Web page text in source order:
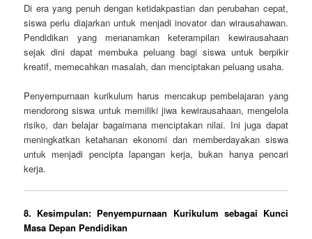
Di era yang penuh dengan ketidakpastian dan perubahan cepat,
siswa perlu diajarkan untuk menjadi inovator dan wirausahawan.
Pendidikan yang menanamkan keterampilan kewirausahaan
sejak dini dapat membuka peluang bagi siswa untuk berpikir
kreatif, memecahkan masalah, dan menciptakan peluang usaha.
Penyempurnaan kurikulum harus mencakup pembelajaran yang
mendorong siswa untuk memiliki jiwa kewirausahaan, mengelola
risiko, dan belajar bagaimana menciptakan nilai. Ini juga dapat
meningkatkan ketahanan ekonomi dan memberdayakan siswa
untuk menjadi pencipta lapangan kerja, bukan hanya pencari
kerja.
8. Kesimpulan: Penyempurnaan Kurikulum sebagai Kunci
Masa Depan Pendidikan